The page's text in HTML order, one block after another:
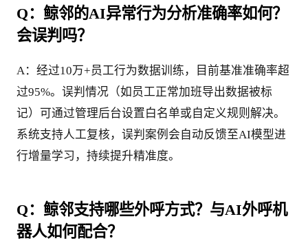
Q：鲸邻的AI异常行为分析准确率如何？
会误判吗？
A：经过10万+员工行为数据训练，目前基准准确率超
过95%。误判情况（如员工正常加班导出数据被标
记）可通过管理后台设置白名单或自定义规则解决。
系统支持人工复核，误判案例会自动反馈至AI模型进
行增量学习，持续提升精准度。
Q：鲸邻支持哪些外呼方式？与AI外呼机
器人如何配合？